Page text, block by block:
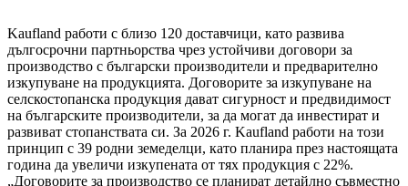
Kaufland работи с близо 120 доставчици, като развива
дългосрочни партньорства чрез устойчиви договори за
производство с български производители и предварително
изкупуване на продукцията. Договорите за изкупуване на
селскостопанска продукция дават сигурност и предвидимост
на българските производители, за да могат да инвестират и
развиват стопанствата си. За 2026 г. Kaufland работи на този
принцип с 39 родни земеделци, като планира през настоящата
година да увеличи изкупената от тях продукция с 22%.
„Договорите за производство се планират детайлно съвместно